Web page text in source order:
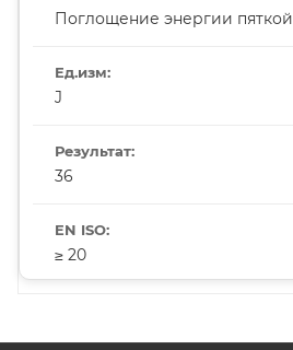
Поглощение энергии пяткой
J
36
≥ 20